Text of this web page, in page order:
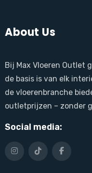
About Us
Bij Max Vloeren Outlet
de basis is van elk
de vloerenbranche
outletprijzen – zonder
Social media: